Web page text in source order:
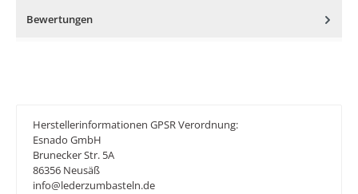
Bewertungen
Herstellerinformationen GPSR Verordnung:
Esnado GmbH
Brunecker Str. 5A
86356 Neusäß
info@lederzumbasteln.de